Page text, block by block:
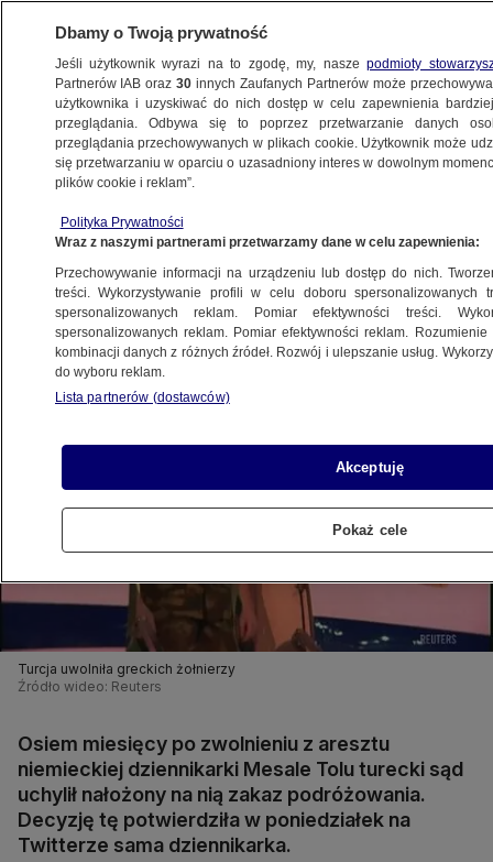
ŚWIAT
wyjechać z Turcji
21.08.2018, 06:16
Udostępnij
Turcja uwolniła greckich żołnierzy
Źródło wideo: Reuters
Osiem miesięcy po zwolnieniu z aresztu
niemieckiej dziennikarki Mesale Tolu turecki sąd
uchylił nałożony na nią zakaz podróżowania.
Decyzję tę potwierdziła w poniedziałek na
Twitterze sama dziennikarka.
Dbamy o Twoją prywatność
Jeśli użytkownik wyrazi na to zgodę, my, naszepodmioty
Partnerów IAB oraz30 innych Zaufanych Partnerów może
użytkownika i uzyskiwać do nich dostęp w celu zapewnienia
przeglądania. Odbywa się to poprzez przetwarzanie danych
przeglądania przechowywanych w plikach cookie. Użytkownik może
się przetwarzaniu w oparciu o uzasadniony interes w dowolnym
plików cookie i reklam”.
Polityka Prywatności
Wraz z naszymi partnerami przetwarzamy dane w celu zapewnienia:
Przechowywanie informacji na urządzeniu lub dostęp do nich.
treści. Wykorzystywanie profili w celu doboru spersonalizowanych
spersonalizowanych reklam. Pomiar efektywności treści.
spersonalizowanych reklam. Pomiar efektywności reklam.
kombinacji danych z różnych źródeł. Rozwój i ulepszanie usług.
do wyboru reklam.
Lista partnerów (dostawców)
Akceptuję
Pokaż cele